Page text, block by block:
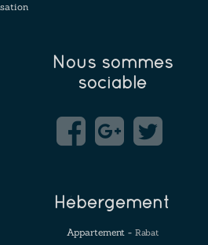
Nous sommes
sociable
Hébergement
Appartement - Rabat